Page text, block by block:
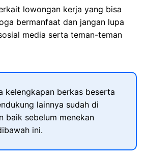
lowongan kerja yang bisa
bermanfaat dan jangan lupa
media serta teman-teman
kelengkapan berkas beserta
lainnya sudah di
baik sebelum menekan
ini.